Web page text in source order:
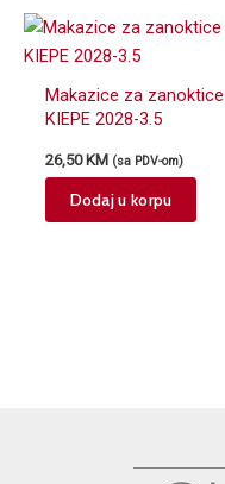
Makazice za zanoktice
KIEPE 2028-3.5
26,50KM (sa PDV-om)
Dodaj u korpu